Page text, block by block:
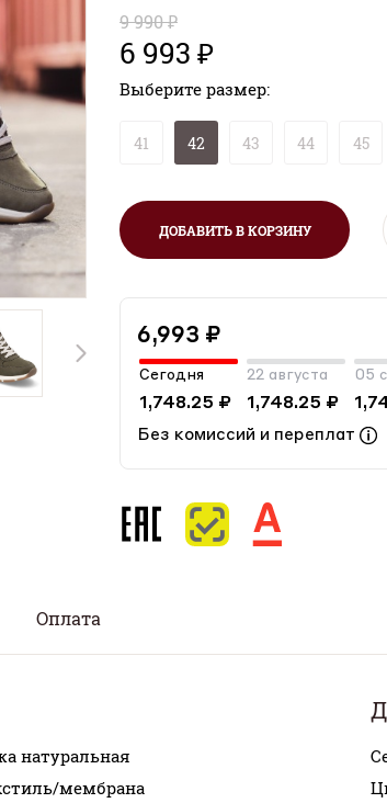
9 990 ₽
6 993 ₽
Выберите размер:
41 42 43 44 45
ДОБАВИТЬ В КОРЗИНУ
6,993 ₽
Сегодня
1,748.25 ₽
22 августа
1,748.25 ₽
05
Без комиссий и переплат
Оплата
натуральная
мембрана